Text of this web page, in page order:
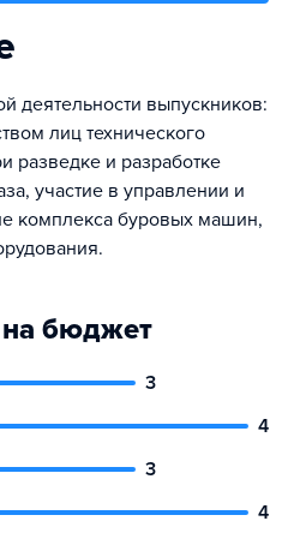
деятельности выпускников:
лиц технического
разведке и разработке
участие в управлении и
комплекса буровых машин,
бюджет
3
4
3
4